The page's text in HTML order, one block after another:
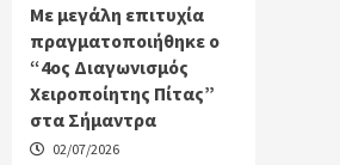
Με μεγάλη επιτυχία
πραγματοποιήθηκε ο
“4ος Διαγωνισμός
Χειροποίητης Πίτας”
στα Σήμαντρα
02/07/2026